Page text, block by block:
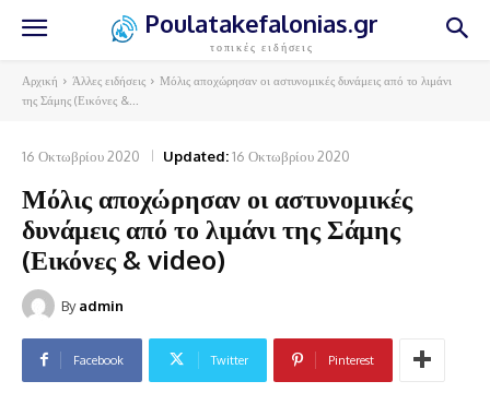
Poulatakefalonias.gr
τοπικές ειδήσεις
Αρχική Άλλες ειδήσεις
Μόλις αποχώρησαν οι αστυνομικές δυνάμεις από το λιμάνι
της Σάμης (Εικόνες &...
16 Οκτωβρίου 2020 Updated:16 Οκτωβρίου 2020
Μόλις αποχώρησαν οι αστυνομικές
δυνάμεις από το λιμάνι της Σάμης
(Εικόνες & video)
By admin
Facebook Twitter Pinterest